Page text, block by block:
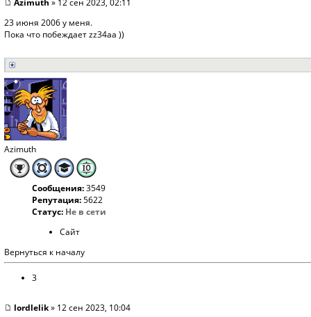
Azimuth » 12 сен 2023, 02:11
23 июня 2006 у меня.
Пока что побеждает zz34aa ))
Azimuth
Сообщения:3549
Репутация:5622
Статус: Не в сети
Сайт
Вернуться к началу
3
lordlelik» 12 сен 2023, 10:04